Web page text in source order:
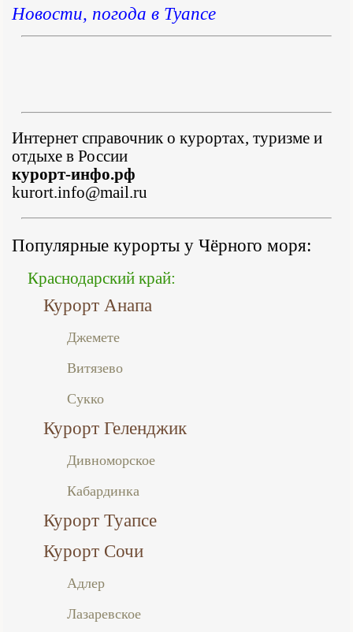
Новости, погода в Туапсе
Интернет справочник о курортах, туризме и
отдыхе в России
курорт-инфо.рф
kurort.info@mail.ru
Популярные курорты у Чёрного моря:
Краснодарский край:
Курорт Анапа
Джемете
Витязево
Сукко
Курорт Геленджик
Дивноморское
Кабардинка
Курорт Туапсе
Курорт Сочи
Адлер
Лазаревское